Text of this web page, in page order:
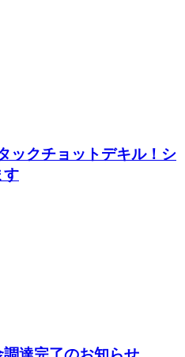
ックチョットデキル！シ
す